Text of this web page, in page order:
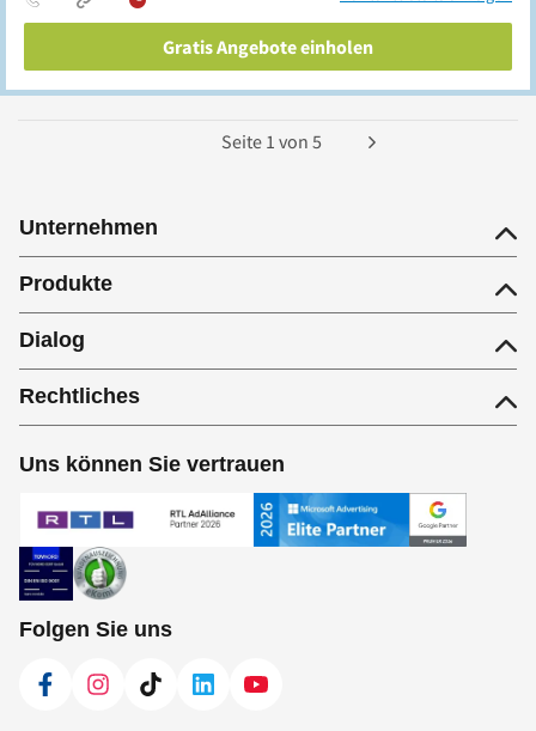
Gratis Angebote einholen
Seite 1 von 5
Unternehmen
Produkte
Dialog
Rechtliches
Uns können Sie vertrauen
Folgen Sie uns